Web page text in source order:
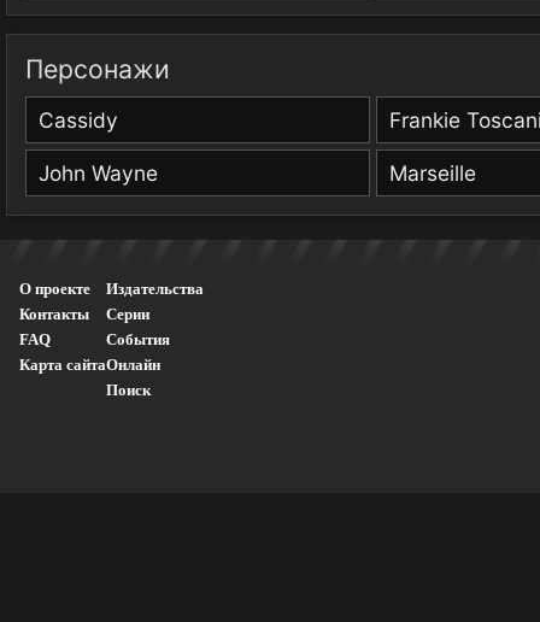
Персонажи
Cassidy Frankie
John Wayne Marseille
О проекте
Контакты
FAQ
Карта сайта
Издательства
Серии
События
Онлайн
Поиск